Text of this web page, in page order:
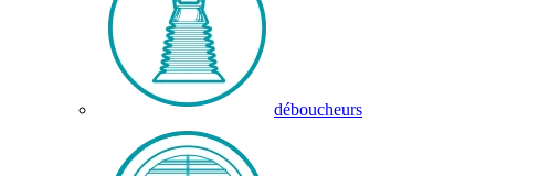
déboucheurs